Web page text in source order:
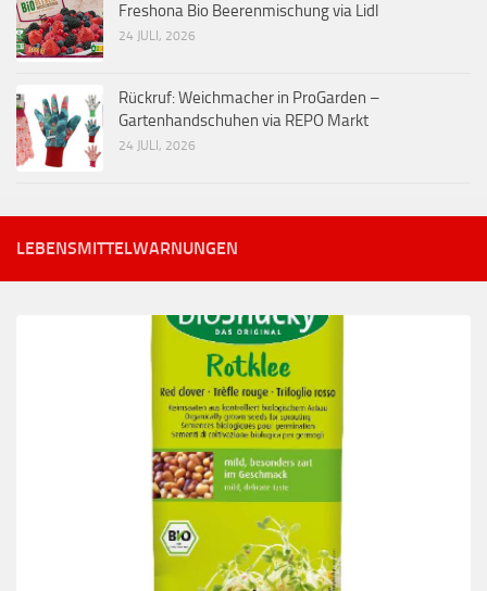
Freshona Bio Beerenmischung via Lidl
24 JULI, 2026
Rückruf: Weichmacher in ProGarden –
Gartenhandschuhen via REPO Markt
24 JULI, 2026
LEBENSMITTELWARNUNGEN